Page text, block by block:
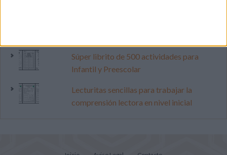
Súper librito de 500 actividades para
Infantil y Preescolar
Lecturitas sencillas para trabajar la
comprensión lectora en nivel inicial